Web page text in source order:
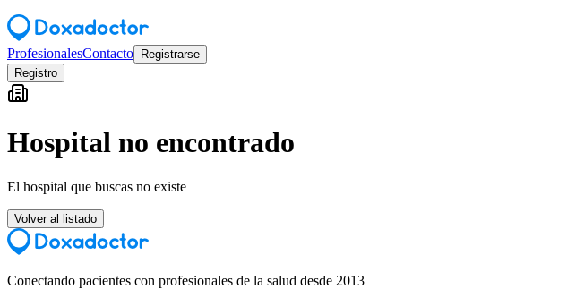
ProfesionalesContacto
Registrarse
Registro
Hospital no encontrado
El hospital que buscas no existe
Volver al listado
Conectando pacientes con profesionales de la salud desde 2013